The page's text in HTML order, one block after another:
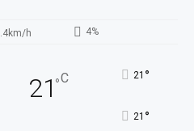
h 4%
21°C 21 °
21 °